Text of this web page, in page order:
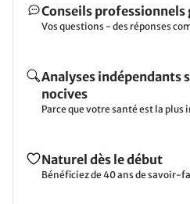
Conseils
Vos questions - des réponses
Analyses indépendants
nocives
Parce que votre santé est la
Naturel dès le début
Bénéficiez de 40 ans de savoir-